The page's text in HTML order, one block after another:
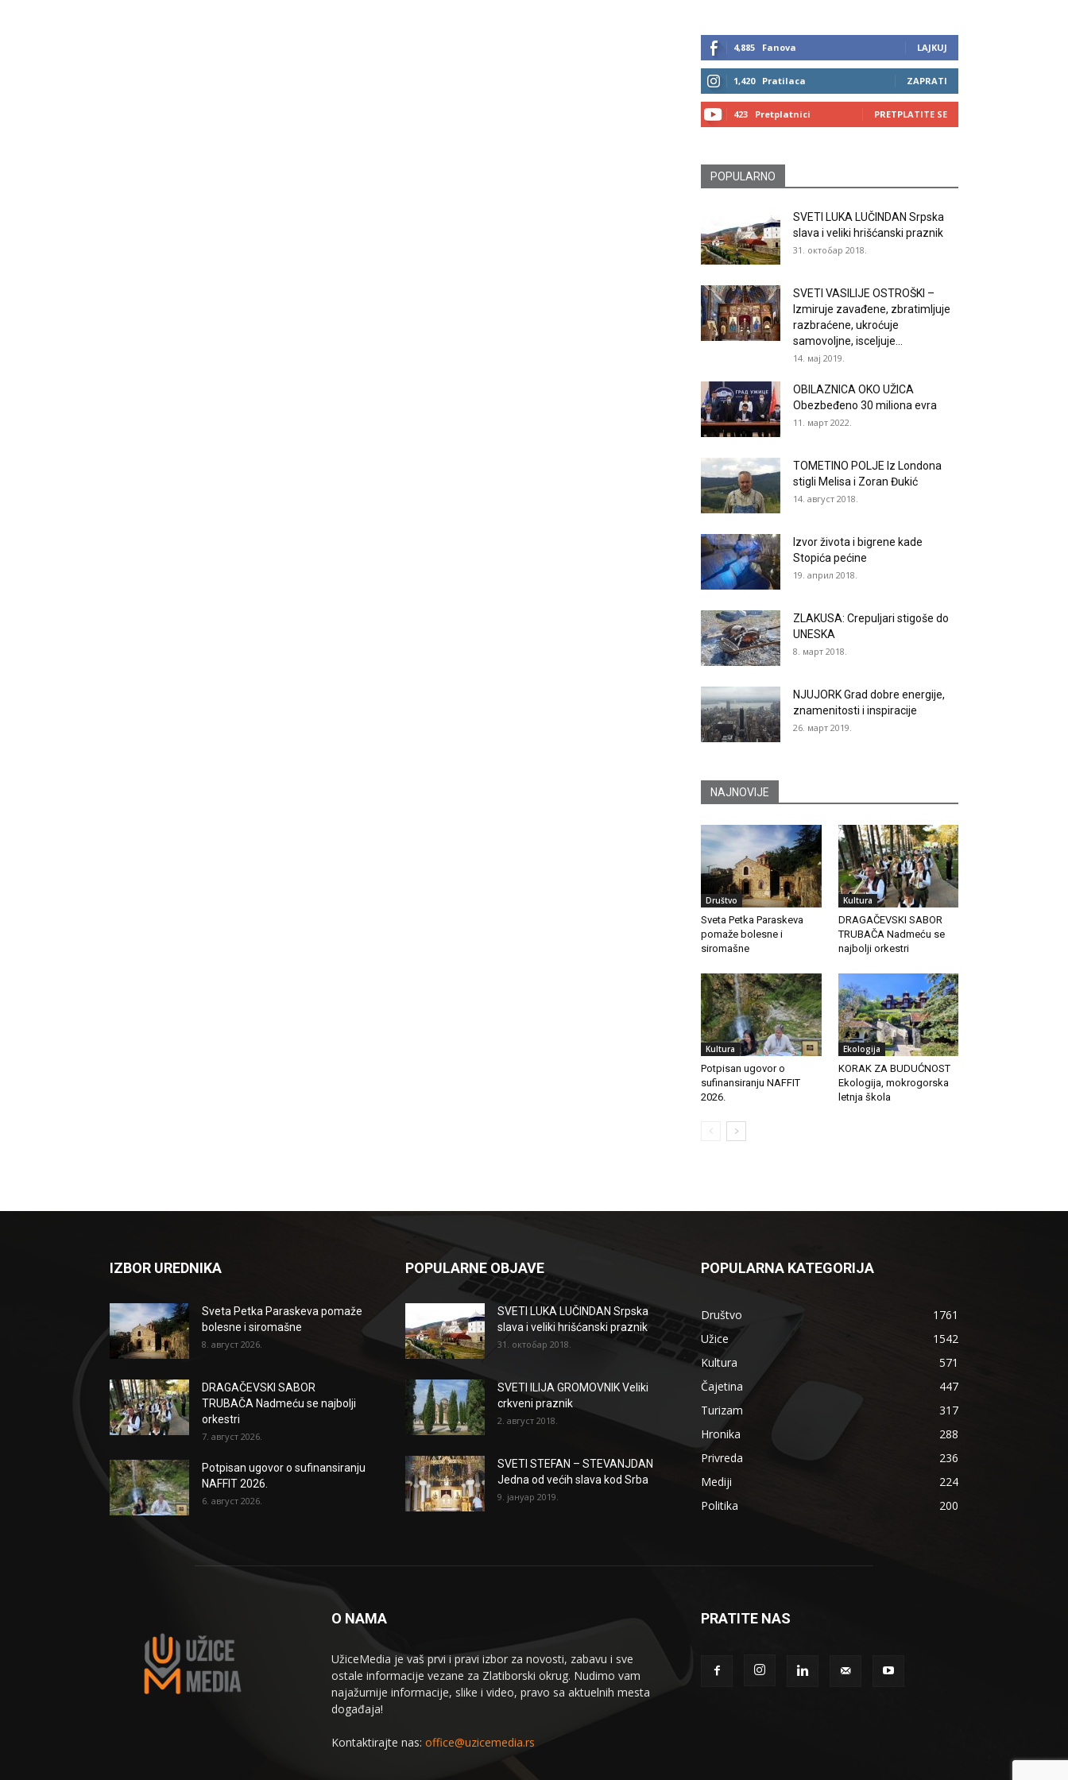
4,885 Fanova LAJKUJ
1,420 Pratilaca ZAPRATI
423 Pretplatnici PRETPLATITE SE
POPULARNO
SVETI LUKA LUČINDAN Srpska
slava i veliki hrišćanski praznik
31. октобар 2018.
SVETI VASILIJE OSTROŠKI –
Izmiruje zavađene, zbratimljuje
razbraćene, ukroćuje
samovoljne, isceljuje...
14. мај 2019.
OBILAZNICA OKO UŽICA
Obezbeđeno 30 miliona evra
11. март 2022.
TOMETINO POLJE Iz Londona
stigli Melisa i Zoran Đukić
14. август 2018.
Izvor života i bigrene kade
Stopića pećine
19. април 2018.
ZLAKUSA: Crepuljari stigoše do
UNESKA
8. март 2018.
NJUJORK Grad dobre energije,
znamenitosti i inspiracije
26. март 2019.
NAJNOVIJE
Društvo
Sveta Petka Paraskeva
pomaže bolesne i
siromašne
Kultura
DRAGAČEVSKI SABOR
TRUBAČA Nadmeću se
najbolji orkestri
Kultura
Potpisan ugovor o
sufinansiranju NAFFIT
2026.
Ekologija
KORAK ZA BUDUĆNOST
Ekologija, mokrogorska
letnja škola
IZBOR UREDNIKA
Sveta Petka Paraskeva pomaže
bolesne i siromašne
8. август 2026.
DRAGAČEVSKI SABOR
TRUBAČA Nadmeću se najbolji
orkestri
7. август 2026.
Potpisan ugovor o sufinansiranju
NAFFIT 2026.
6. август 2026.
POPULARNE OBJAVE
SVETI LUKA LUČINDAN Srpska
slava i veliki hrišćanski praznik
31. октобар 2018.
SVETI ILIJA GROMOVNIK Veliki
crkveni praznik
2. август 2018.
SVETI STEFAN – STEVANJDAN
Jedna od većih slava kod Srba
9. јануар 2019.
POPULARNA KATEGORIJA
Društvo
1761
Užice
1542
Kultura
571
Čajetina
447
Turizam
317
Hronika
288
Privreda
236
Mediji
224
Politika
200
O NAMA
UžiceMedia je vaš prvi i pravi izbor za novosti, zabavu i sve
ostale informacije vezane za Zlatiborski okrug. Nudimo vam
najažurnije informacije, slike i video, pravo sa aktuelnih mesta
događaja!
Kontaktirajte nas: office@uzicemedia.rs
PRATITE NAS